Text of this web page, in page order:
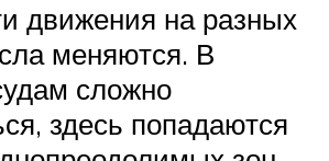
движения на разных
меняются. В
сложно
здесь попадаются